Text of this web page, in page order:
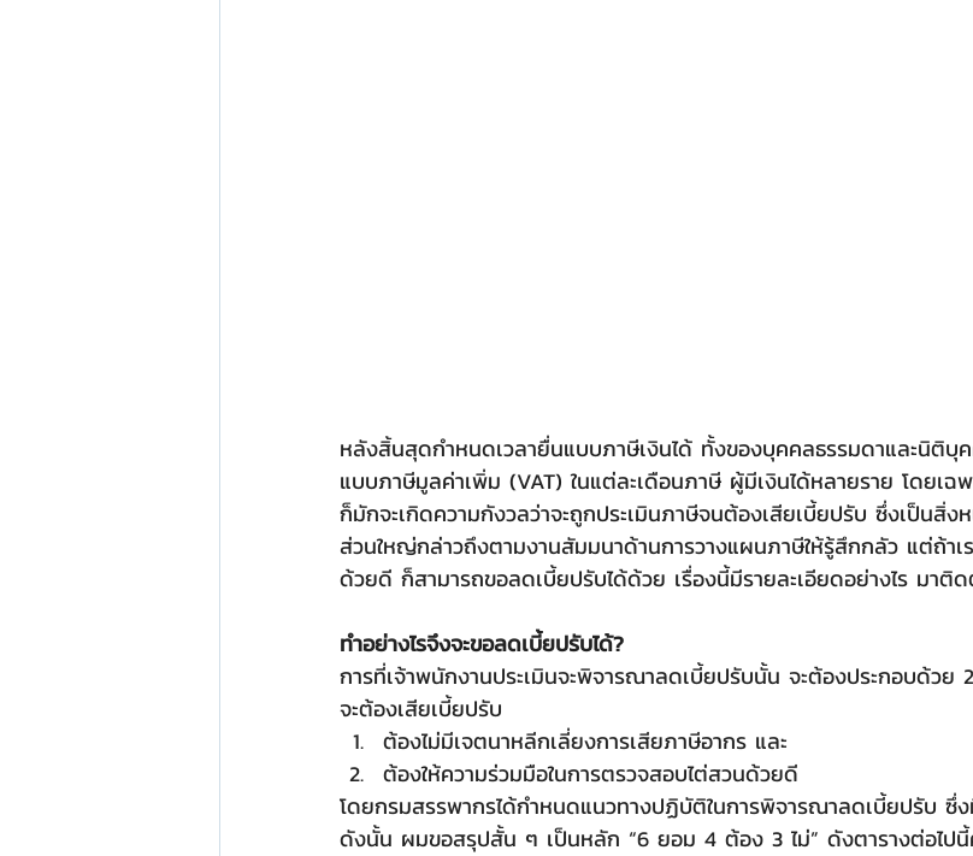
หลังสิ้นสุดกำหนดเวลายื่นแบบภาษีเงินได้ ทั้งของบุคคลธรรมดาและนิติบุ
แบบภาษีมูลค่าเพิ่ม (VAT) ในแต่ละเดือนภาษี ผู้มีเงินได้หลายราย โดยเฉ
ก็มักจะเกิดความกังวลว่าจะถูกประเมินภาษีจนต้องเสียเบี้ยปรับ ซึ่งเป็นสิ่ง
ส่วนใหญ่กล่าวถึงตามงานสัมมนาด้านการวางแผนภาษีให้รู้สึกกลัว แต่ถ้าเ
ด้วยดี ก็สามารถขอลดเบี้ยปรับได้ด้วย เรื่องนี้มีรายละเอียดอย่างไร มาติ
ทำอย่างไรจึงจะขอลดเบี้ยปรับได้?
การที่เจ้าพนักงานประเมินจะพิจารณาลดเบี้ยปรับนั้น จะต้องประกอบด้ว
จะต้องเสียเบี้ยปรับ
ต้องไม่มีเจตนาหลีกเลี่ยงการเสียภาษีอากร และ
ต้องให้ความร่วมมือในการตรวจสอบไต่สวนด้วยดี
โดยกรมสรรพากรได้กำหนดแนวทางปฏิบัติในการพิจารณาลดเบี้ยปรับ ซึ่
ดังนั้น ผมขอสรุปสั้น ๆ เป็นหลัก “6 ยอม 4 ต้อง 3 ไม่” ดังตารางต่อไปนี้